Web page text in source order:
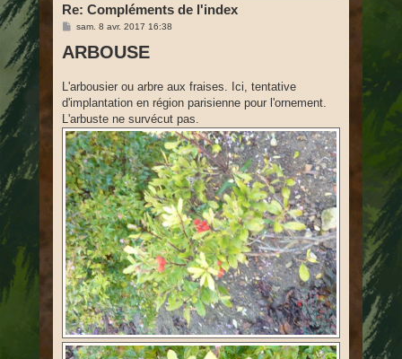
Re: Compléments de l'index
M
s
s
e
sam. 8 avr. 2017 16:38
ARBOUSE
L'arbousier ou arbre aux fraises. Ici, tentative
d'implantation en région parisienne pour l'ornement.
L'arbuste ne survécut pas.